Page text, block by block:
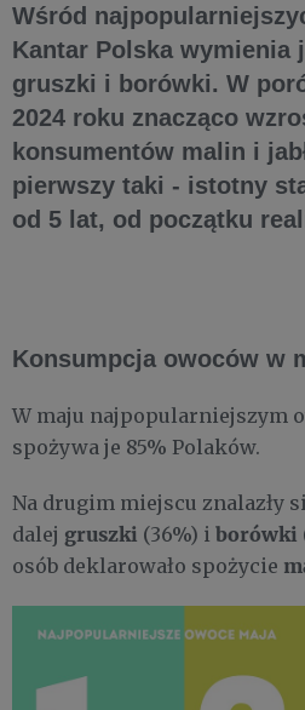
Wśród
Kantar Polska wymienia
gruszki i borówki. W
2024 roku znacząco
konsumentów malin i
pierwszy taki - istotny
od 5 lat, od początku
Konsumpcja owoców w
W maju najpopularniejszym
spożywa je 85% Polaków.
Na drugim miejscu znalazły
dalej gruszki (36%) i borówki
osób deklarowało spożycie